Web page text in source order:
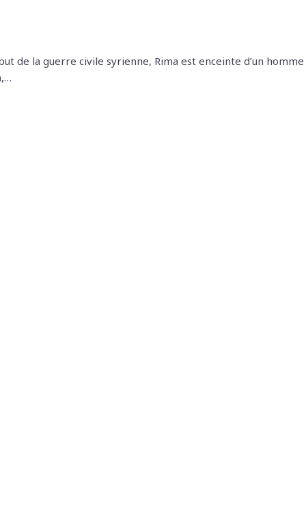
de la guerre civile syrienne, Rima est enceinte d’un homme